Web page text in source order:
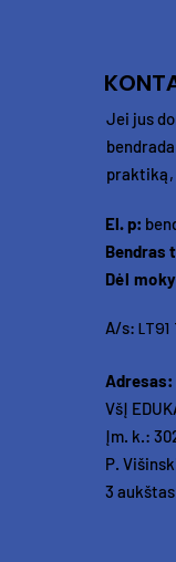
Jei jus
El. p:
Bendras
Dėl
A/s:
Adresas:
VšĮ
Įm. k.:
P.
3 aukštas